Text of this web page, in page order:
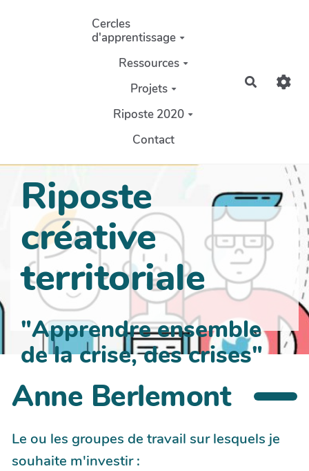
Aller au contenu principal
Cercles
d'apprentissage
Ressources
Projets
Riposte 2020
Contact
Riposte
créative
territoriale
"Apprendre ensemble
de la crise, des crises"
Anne Berlemont
Le ou les groupes de travail sur lesquels je
souhaite m'investir :